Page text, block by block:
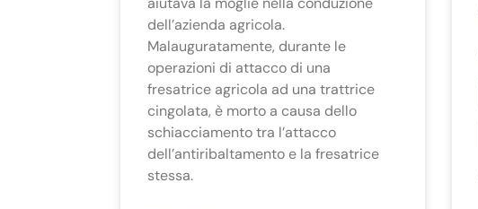
dell’azienda agricola.
Malauguratamente, durante le
operazioni di attacco di una
fresatrice agricola ad una trattrice
cingolata, è morto a causa dello
schiacciamento tra l’attacco
dell’antiribaltamento e la fresatrice
stessa.